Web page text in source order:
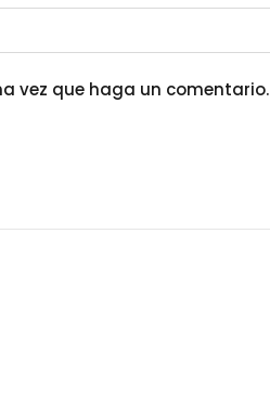
vez que haga un comentario.